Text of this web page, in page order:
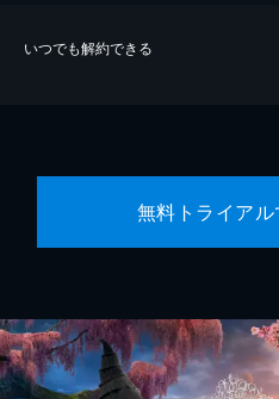
いつでも解約できる
無料トライア